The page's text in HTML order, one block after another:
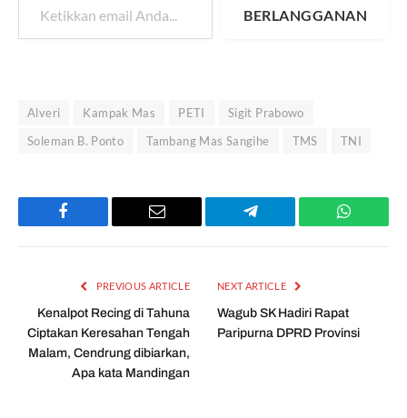
BERLANGGANAN
Alveri Kampak Mas PETI
Sigit Prabowo
Soleman B. Ponto
Tambang Mas Sangihe TMS TNI
Facebook Email Telegram
PREVIOUS ARTICLE
Kenalpot Recing di Tahuna
Ciptakan Keresahan Tengah
Malam, Cendrung dibiarkan,
Apa kata Mandingan
NEXT ARTICLE
Wagub SK Hadiri Rapat
Paripurna DPRD Provinsi